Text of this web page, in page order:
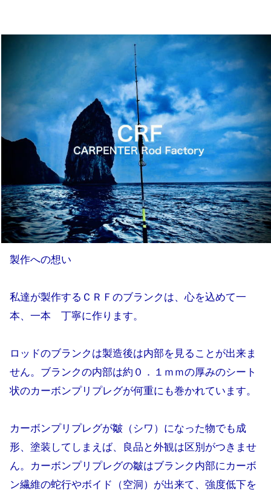
製作への想い
私達が製作するＣＲＦのブランクは、心を込めて一
本、一本 丁寧に作ります。
ロッドのブランクは製造後は内部を見ることが出来ま
せん。ブランクの内部は約０．１ｍｍの厚みのシート
状のカーボンプリプレグが何重にも巻かれています。
カーボンプリプレグが皺（シワ）になった物でも成
形、塗装してしまえば、良品と外観は区別がつきませ
ん。カーボンプリプレグの皺はブランク内部にカーボ
ン繊維の蛇行やボイド（空洞）が出来て、強度低下を